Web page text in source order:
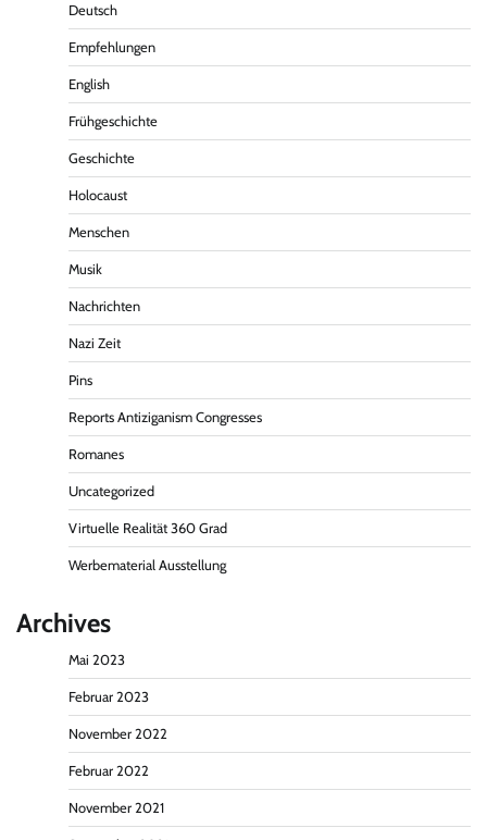
Deutsch
Empfehlungen
English
Frühgeschichte
Geschichte
Holocaust
Menschen
Musik
Nachrichten
Nazi Zeit
Pins
Reports Antiziganism Congresses
Romanes
Uncategorized
Virtuelle Realität 360 Grad
Werbematerial Ausstellung
Archives
Mai 2023
Februar 2023
November 2022
Februar 2022
November 2021